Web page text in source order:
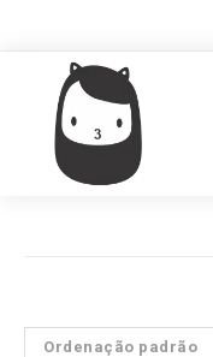
conteúdo
Ordenação padrão